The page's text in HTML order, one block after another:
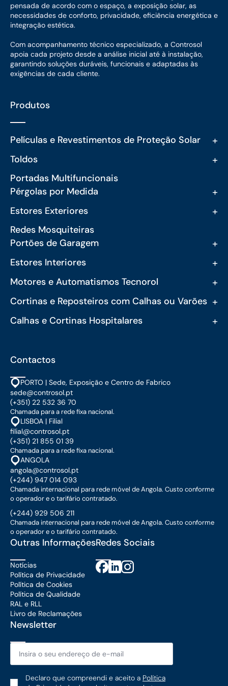
pensada de acordo com o espaço, a exposição solar, as
necessidades de conforto, privacidade, eficiência energética e
integração estética.
Com acompanhamento técnico especializado, a Controsol
apoia cada projeto desde a análise inicial até à instalação,
garantindo soluções duráveis, funcionais e adaptadas às
exigências de cada cliente.
Produtos
Películas e Revestimentos de Proteção Solar +
Toldos +
Portadas Multifuncionais
Pérgolas por Medida
+
Estores Exteriores +
Redes Mosquiteiras
Portões de Garagem
+
Estores Interiores +
Motores e Automatismos Tecnorol +
Cortinas e Reposteiros com Calhas ou Varões +
Calhas e Cortinas Hospitalares +
Contactos
PORTO | Sede, Exposição e Centro de Fabrico
sede@controsol.pt
(+351) 22 532 36 70
Chamada para a rede fixa nacional.
LISBOA | Filial
filial@controsol.pt
(+351) 21 855 01 39
Chamada para a rede fixa nacional.
ANGOLA
angola@controsol.pt
(+244) 947 014 093
Chamada internacional para rede móvel de Angola. Custo conforme
o operador e o tarifário contratado.
(+244) 929 506 211
Chamada internacional para rede móvel de Angola. Custo conforme
o operador e o tarifário contratado.
Outras Informações
Notícias
Política de Privacidade
Política de Cookies
Política de Qualidade
RAL e RLL
Livro de Reclamações
Redes Sociais
Newsletter
Email
PolíticaDeclaro que compreendi e aceito a Política